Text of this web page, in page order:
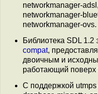
networkmanager-
networkmanager-
networkmanager-ovs.
Библиотека SDL 1.2
compat,
двоичным и
работающий поверх
С поддержкой